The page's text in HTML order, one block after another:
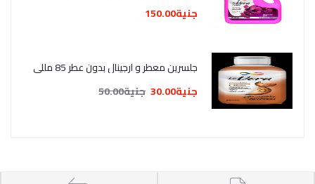
جنية150.00
جلسرين معطر و ارجينال بدون عطر 85 مللي
جنية30.00
جنية50.00